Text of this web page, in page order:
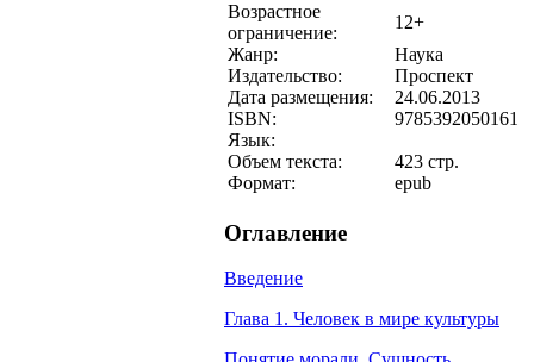
Возрастное
ограничение:
12+
Жанр:
Наука
Издательство:
Проспект
Дата размещения:
24.06.2013
ISBN:
9785392050161
Язык:
Объем текста:
423 стр.
Формат:
epub
Оглавление
Введение
Глава 1. Человек в мире культуры